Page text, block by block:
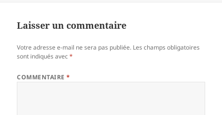
Laisser un commentaire
Votre adresse e-mail ne sera pas publiée. Les champs obligatoires
sont indiqués avec*
COMMENTAIRE*